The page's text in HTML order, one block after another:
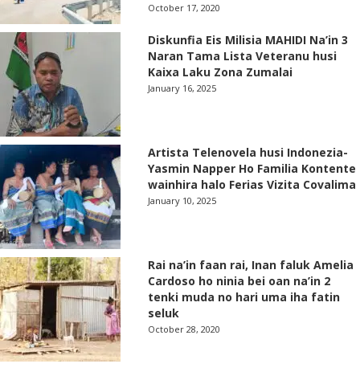
October 17, 2020
Diskunfia Eis Milisia MAHIDI Na’in 3
Naran Tama Lista Veteranu husi
Kaixa Laku Zona Zumalai
January 16, 2025
Artista Telenovela husi Indonezia-
Yasmin Napper Ho Familia Kontente
wainhira halo Ferias Vizita Covalima
January 10, 2025
Rai na’in faan rai, Inan faluk Amelia
Cardoso ho ninia bei oan na’in 2
tenki muda no hari uma iha fatin
seluk
October 28, 2020